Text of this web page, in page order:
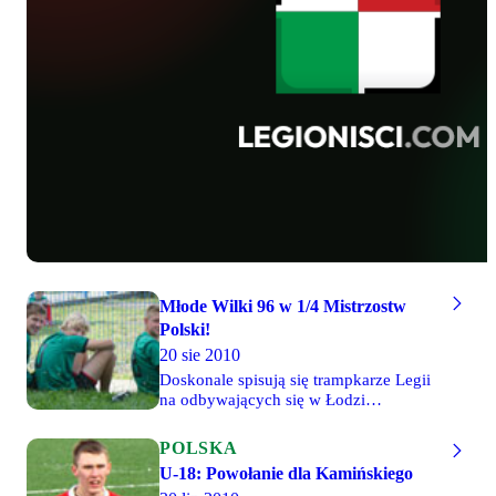
Młode Wilki 96 w 1/4 Mistrzostw
Polski!
20 sie 2010
Doskonale spisują się trampkarze Legii
na odbywających się w Łodzi
zwycięstwach nad Top-54 Biała
Podlaska, Zawiszą Bydgoszcz i
Śląskiem Wrocław podopieczni
POLSKA
U-18: Powołanie dla Kamińskiego